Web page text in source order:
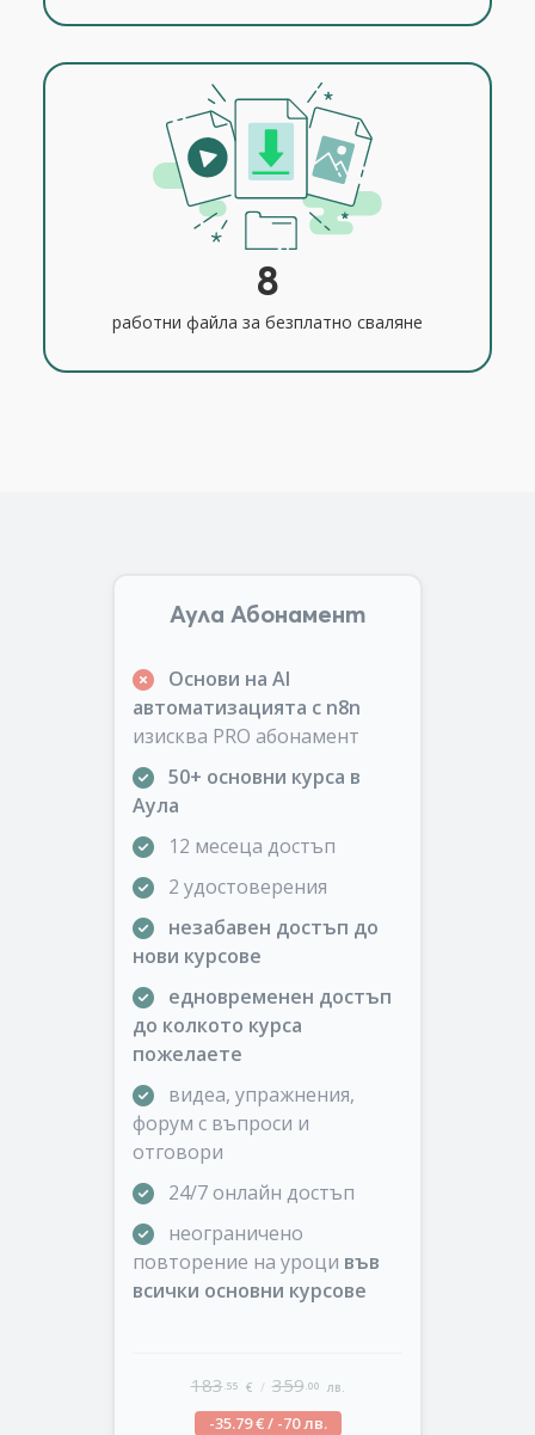
8
работни файла за безплатно сваляне
Аула Абонамент
Основи на AI
автоматизацията с n8n
изисква PRO абонамент
50+ основни курса в
Аула
12 месеца достъп
2 удостоверения
незабавен достъп до
нови курсове
едновременен достъп
до колкото курса
пожелаете
видеа, упражнения,
форум с въпроси и
отговори
24/7 онлайн достъп
неограничено
повторение на уроци във
всички основни курсове
183.55 € / 359.00 лв.
-35.79 € / -70 лв.